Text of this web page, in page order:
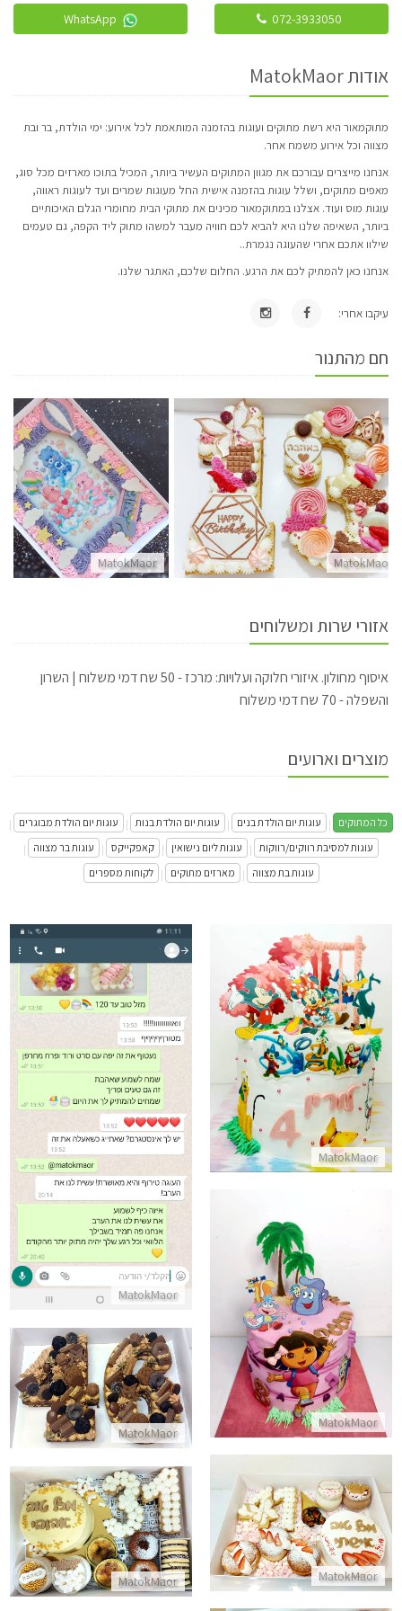
אודות MatokMaor
מתוקמאור היא רשת מתוקים ועוגות בהזמנה המותאמת לכל אירוע: ימי הולדת, בר ובת
מצווה וכל אירוע משמח אחר.
אנחנו מייצרים עבורכם את מגוון המתוקים העשיר ביותר, המכיל בתוכו מארזים מכל סוג,
מאפים מתוקים, ושלל עוגות בהזמנה אישית החל מעוגות שמרים ועד לעוגות ראווה,
עוגות מוס ועוד. אצלנו במתוקמאור מכינים את מתוקי הבית מחומרי הגלם האיכותיים
ביותר, השאיפה שלנו היא להביא לכם חוויה מעבר למשהו מתוק ליד הקפה, גם טעמים
שילוו אתכם אחרי שהעוגה נגמרת..
אנחנו כאן להמתיק לכם את הרגע. החלום שלכם, האתגר שלנו.
עיקבו אחרי:
חם מהתנור
MatokMaor
MatokMaor
אזורי שרות ומשלוחים
איסוף מחולון. איזורי חלוקה ועלויות: מרכז - 50 שח דמי משלוח | השרון
והשפלה - 70 שח דמי משלוח
מוצרים וארועים
כל המתוקים | עוגות יום הולדת בנים | עוגות יום הולדת בנות | עוגות יום הולדת מבוגרים
|
עוגות למסיבת רווקים/רווקות | עוגות ליום נישואין | קאפקייקס | עוגות בר מצווה
|
עוגות בת מצווה
| מארזים מתוקים | לקוחות מספרים
MatokMaor
ביקורות מלקוחות לעוגה מטורפת
התקשר/י
MatokMaor
עוגת מיני מאוס עם מיקי והחברים
התקשר/י
MatokMaor
עוגת דורה ליום הולדת
התקשר/י
MatokMaor
עוגת יום הולדת שוקולדית
התקשר/י
MatokMaor
מארז מתוק ליום הולדת
התקשר/י
MatokMaor
מארז קינוחים ליום הולדת
התקשר/י